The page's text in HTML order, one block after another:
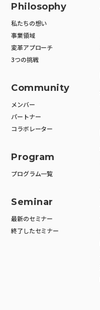
Philosophy
私たちの想い
事業領域
変革アプローチ
3つの挑戦
Community
メンバー
パートナー
コラボレーター
Program
プログラム一覧
Seminar
最新のセミナー
終了したセミナー